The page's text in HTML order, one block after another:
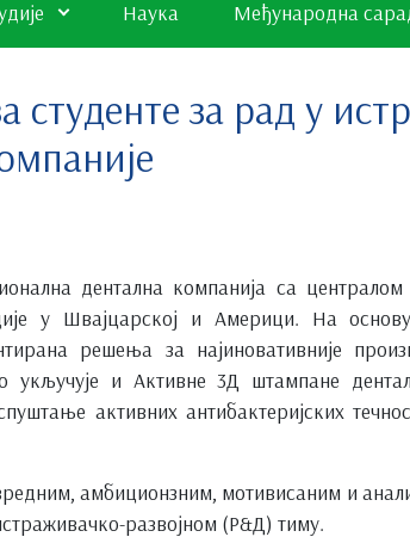
Наука Међународна
студенте за рад у
дентална компанија са
у Швајцарској и Америци. На
решења за најиновативније
укључује и Активне 3Д штампане
активних антибактеријских
амбиционзним, мотивисаним и
развојном (Р&Д) тиму.